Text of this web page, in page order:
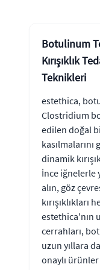
Botulinum
Kırışıklık
Teknikleri
estethica,
Clostridium
edilen doğal
dinamik
İnce iğnelerle
alın, göz
kırışıklıkları
estethica'nın
cerrahları,
uzun yıllara
onaylı